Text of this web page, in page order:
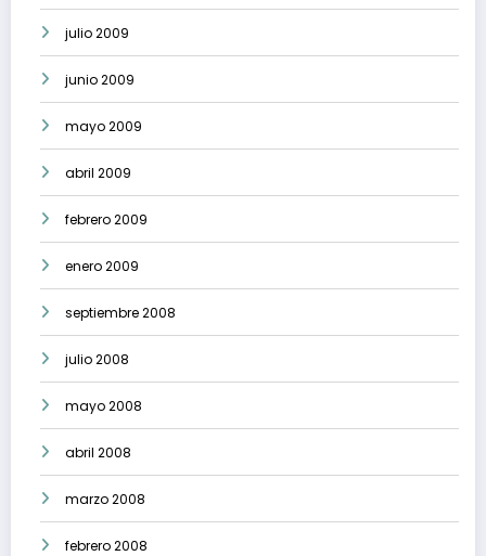
julio 2009
junio 2009
mayo 2009
abril 2009
febrero 2009
enero 2009
septiembre 2008
julio 2008
mayo 2008
abril 2008
marzo 2008
febrero 2008